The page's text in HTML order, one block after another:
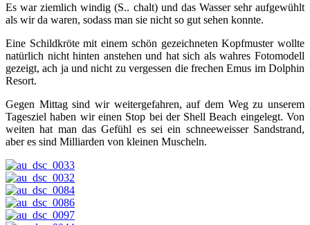
Es war ziemlich windig (S.. chalt) und das Wasser sehr aufgewühlt
als wir da waren, sodass man sie nicht so gut sehen konnte.
Eine Schildkröte mit einem schön gezeichneten Kopfmuster wollte
natürlich nicht hinten anstehen und hat sich als wahres Fotomodell
gezeigt, ach ja und nicht zu vergessen die frechen Emus im Dolphin
Resort.
Gegen Mittag sind wir weitergefahren, auf dem Weg zu unserem
Tagesziel haben wir einen Stop bei der Shell Beach eingelegt. Von
weiten hat man das Gefühl es sei ein schneeweisser Sandstrand,
aber es sind Milliarden von kleinen Muscheln.